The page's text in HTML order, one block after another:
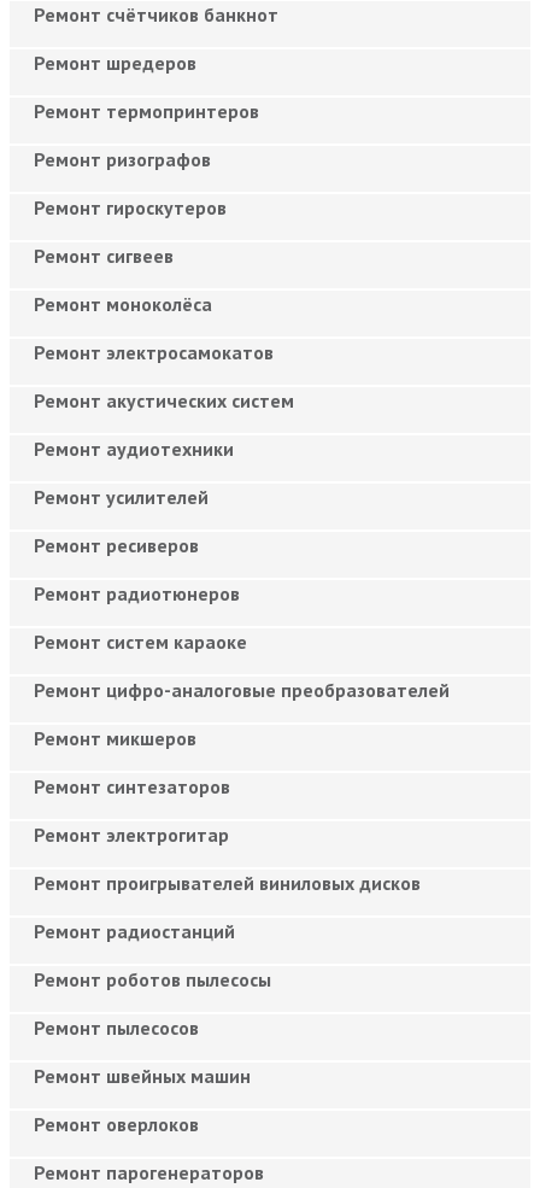
Ремонт счётчиков банкнот
Ремонт шредеров
Ремонт термопринтеров
Ремонт ризографов
Ремонт гироскутеров
Ремонт сигвеев
Ремонт моноколёса
Ремонт электросамокатов
Ремонт акустических систем
Ремонт аудиотехники
Ремонт усилителей
Ремонт ресиверов
Ремонт радиотюнеров
Ремонт систем караоке
Ремонт цифро-аналоговые преобразователей
Ремонт микшеров
Ремонт синтезаторов
Ремонт электрогитар
Ремонт проигрывателей виниловых дисков
Ремонт радиостанций
Ремонт роботов пылесосы
Ремонт пылесосов
Ремонт швейных машин
Ремонт оверлоков
Ремонт парогенераторов